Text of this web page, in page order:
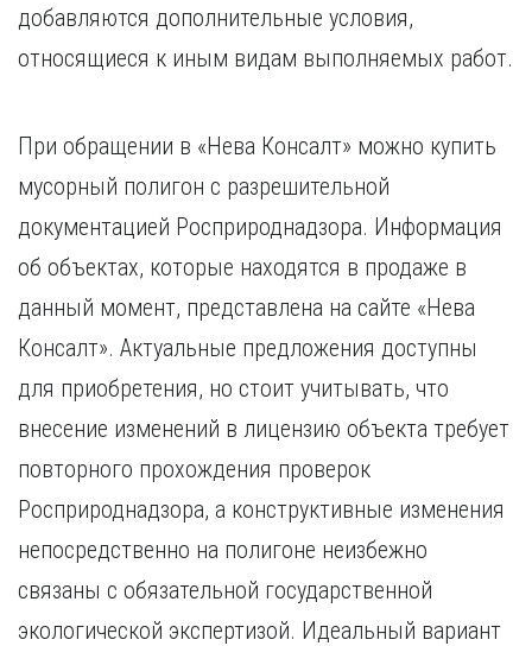
добавляются дополнительные условия,
относящиеся к иным видам выполняемых работ.
При обращении в «Нева Консалт» можно купить
мусорный полигон с разрешительной
документацией Росприроднадзора. Информация
об объектах, которые находятся в продаже в
данный момент, представлена на сайте «Нева
Консалт». Актуальные предложения доступны
для приобретения, но стоит учитывать, что
внесение изменений в лицензию объекта требует
повторного прохождения проверок
Росприроднадзора, а конструктивные изменения
непосредственно на полигоне неизбежно
связаны с обязательной государственной
экологической экспертизой. Идеальный вариант